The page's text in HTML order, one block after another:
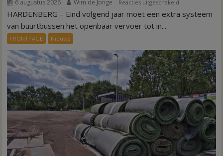
6 augustus 2026 Wim de Jonge Reacties uitgeschakeld
Nieuw
alle
kernen
Hardenberg
HARDENBERG – Eind volgend jaar moet een extra systeem
van buurtbussen het openbaar vervoer tot in...
FRONTPAGE Nieuws